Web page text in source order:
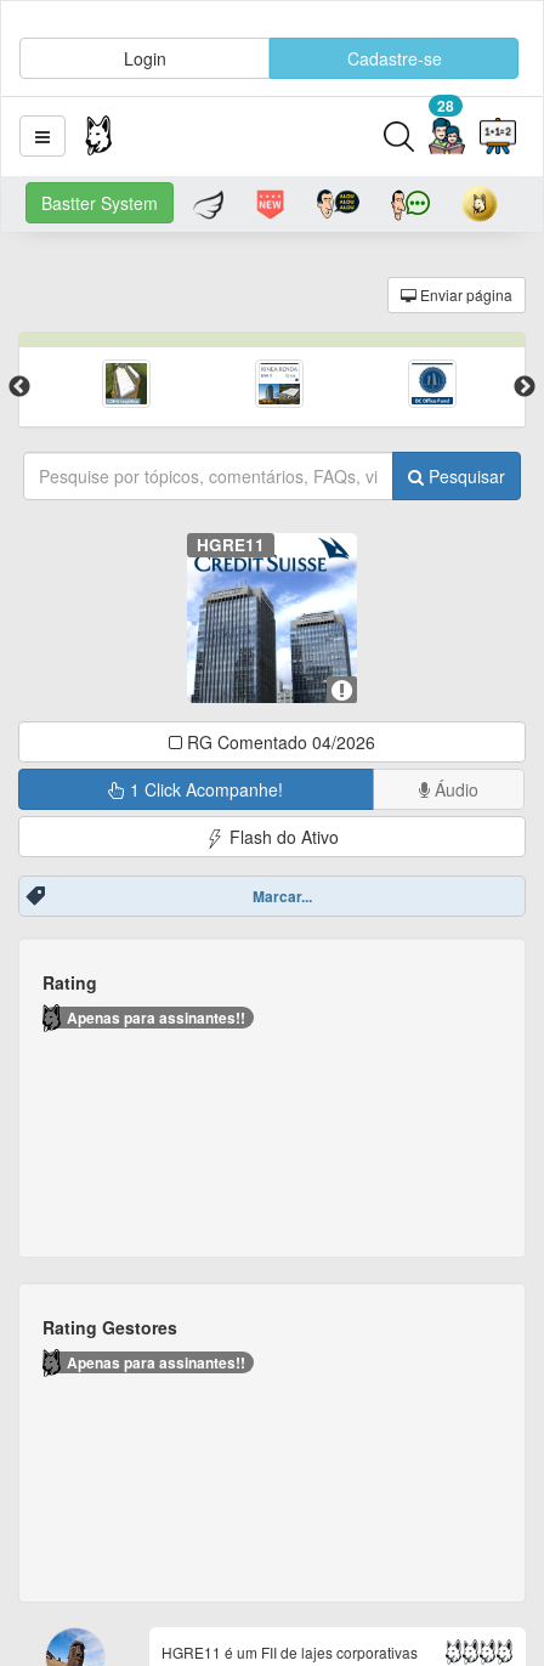
Login Cadastre-se
28
Bastter System
Enviar página
Pesquisar
HGRE11
RG Comentado 04/2026
1 Click Acompanhe!
Áudio
Flash do Ativo
Marcar...
Rating
Apenas para assinantes!!
Rating Gestores
Apenas para assinantes!!
HGRE11 é um FII de lajes corporativas